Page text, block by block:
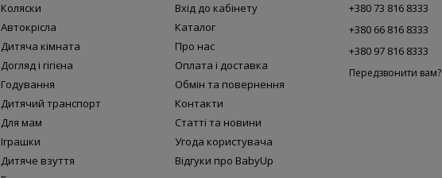
Коляски
Автокрісла
Дитяча кімната
Догляд і гігієна
Годування
Дитячий транспорт
Для мам
Іграшки
Дитяче взуття
Вхід до кабінету
Каталог
Про нас
Оплата і доставка
Обмін та повернення
Контакти
Статті та новини
Угода користувача
Відгуки про BabyUp
+380 73 816 8333
+380 66 816 8333
+380 97 816 8333
Передзвонити вам?